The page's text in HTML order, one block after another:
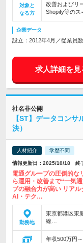
対象と
なる方
改善およびリ
Shopify等のス
企業データ
設立：2012年4月／従業員
求人詳細を見
社名非公開
【ST】データコン
決）
人材紹介 学歴不問
情報更新日：2025/10/18 終
電通グループの圧倒的な
ら運用・改善まで“一気
ブの融合力が高い リア
AI・テク…
勤務地
東京都港区東
線…
年収500万円